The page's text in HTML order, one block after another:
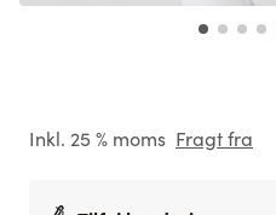
Inkl. 25 % moms Fragt fra